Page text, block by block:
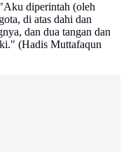
diperintah (oleh
di atas dahi dan
dan dua tangan dan
(Hadis Muttafaqun